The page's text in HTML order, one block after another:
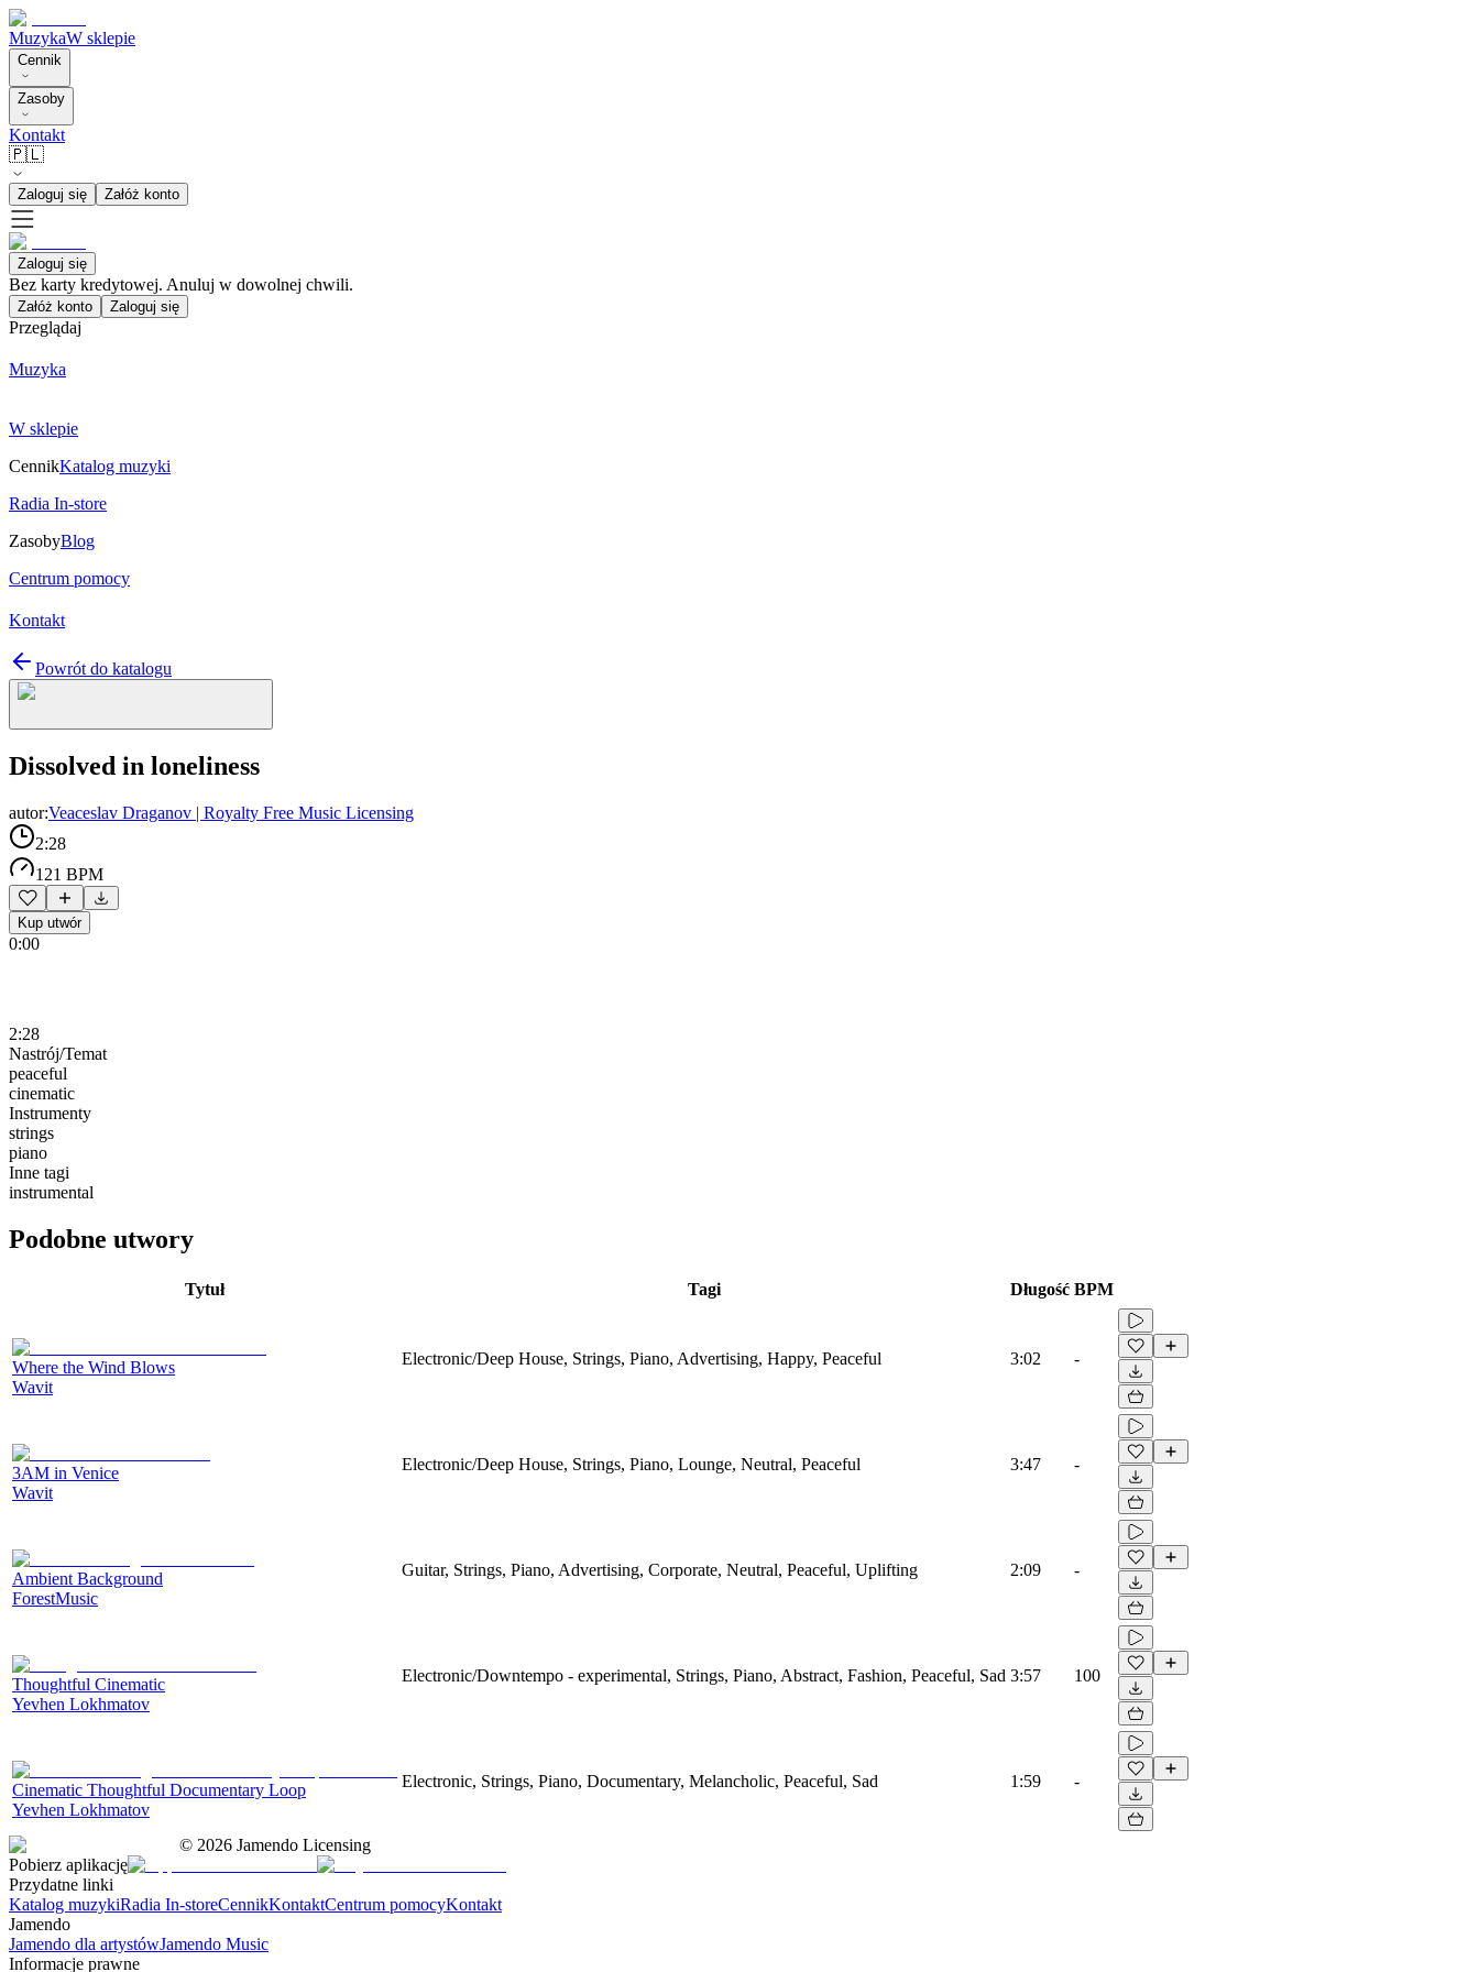
MuzykaW sklepie
Cennik
Zasoby
Kontakt
🇵🇱
Zaloguj się Załóż konto
Zaloguj się
Bez karty kredytowej. Anuluj w dowolnej chwili.
Załóż konto Zaloguj się
Przeglądaj
Muzyka
W sklepie
CennikKatalog muzyki
Radia In-store
ZasobyBlog
Centrum pomocy
Kontakt
Powrót do katalogu
Dissolved in loneliness
autor:Veaceslav Draganov | Royalty Free Music Licensing
2:28
121 BPM
Kup utwór
0:00
2:28
Nastrój/Temat
peaceful
cinematic
Instrumenty
strings
piano
Inne tagi
instrumental
Podobne utwory
Tytuł Tagi Długość BPM
Where the Wind Blows
Wavit
Electronic/Deep House, Strings, Piano, Advertising, Happy, Peaceful 3:02 -
3AM in Venice
Wavit
Electronic/Deep House, Strings, Piano, Lounge, Neutral, Peaceful 3:47 -
Ambient Background
ForestMusic
Guitar, Strings, Piano, Advertising, Corporate, Neutral, Peaceful, Uplifting 2:09 -
Thoughtful Cinematic
Yevhen Lokhmatov
Electronic/Downtempo - experimental, Strings, Piano, Abstract, Fashion, Peaceful, Sad 3:57 100
Cinematic Thoughtful Documentary Loop
Yevhen Lokhmatov
Electronic, Strings, Piano, Documentary, Melancholic, Peaceful, Sad 1:59 -
© 2026 Jamendo Licensing
Pobierz aplikację
Przydatne linki
Katalog muzykiRadia In-storeCennikKontaktCentrum pomocyKontakt
Jamendo
Jamendo dla artystówJamendo Music
Informacje prawne